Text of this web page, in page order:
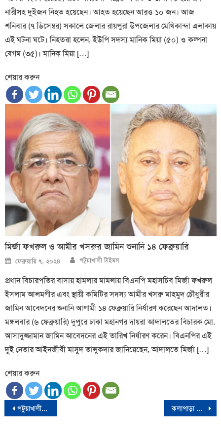
নারীসহ দুইজন নিহত হয়েছেন। আহত হয়েছেন আরও ১০ জন। আজ
শনিবার (৭ ডিসেম্বর) সকালে জেলার রায়পুরা উপজেলার মেথিকান্দা এলাকায়
এই ঘটনা ঘটে। নিহতরা হলেন, ইউপি সদস্য মানিক মিয়া (৫০) ও কল্পনা
বেগম (৩৫)। মানিক মিয়া […]
শেয়ার করুন
মির্জা ফখরুল ও আমীর খসরুর জামিন শুনানি ১৪ ফেব্রুয়ারি
Posted
on
ফেব্রুয়ারি ৭, ২০২৪ Author
পটুয়াখালী টাইমস
প্রধান বিচারপতির বাসায় হামলার মামলায় বিএনপি মহাসচিব মির্জা ফখরুল
ইসলাম আলমগীর এবং স্থায়ী কমিটির সদস্য আমীর খসরু মাহমুদ চৌধুরীর
জামিন আবেদনের শুনানি আগামী ১৪ ফেব্রুয়ারি নির্ধারণ করেছেন আদালত।
মঙ্গলবার (৬ ফেব্রুয়ারি) দুপুরে ঢাকা মহানগর দায়রা আদালতের বিচারক মো.
আসাদুজ্জামান জামিন আবেদনের এই তারিখ নির্ধারণ করেন। বিএনপির এই
দুই নেতার আইনজীবী মাসুদ তালুকদার জানিয়েছেন, আদালতে মির্জা […]
শেয়ার করুন
Post
পটুয়াখালীতে সাবেক স্বরাষ্ট্রমন্ত্রীর নির্বাচনী প্রচারণায় হামলায় মামলা; আ’লীগ সভাপতিসহ তিনজন কারাগারে কলাপাড়া আইনজীবী সমিতির সভাপতি খন্দকার নাসির, সাধারণ সম্পাদক আবুল হোসেন